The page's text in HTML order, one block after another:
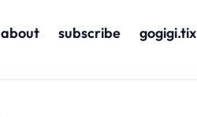
about subscribe gogigi.tix